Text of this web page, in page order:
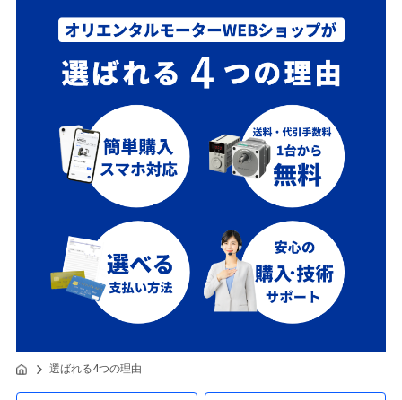
選ばれる4つの理由